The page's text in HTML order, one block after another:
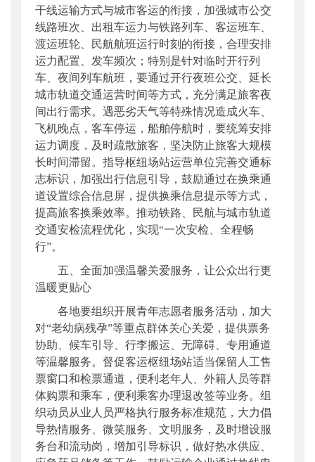
干线运输方式与城市客运的衔接，加强城市公交
线路班次、出租车运力与铁路列车、客运班车、
渡运班轮、民航航班运行时刻的衔接，合理安排
运力配置、发车频次；特别是针对临时开行列
车、夜间列车航班，要通过开行夜班公交、延长
城市轨道交通运营时间等方式，充分满足旅客夜
间出行需求。遇恶劣天气等特殊情况造成火车、
飞机晚点，客车停运，船舶停航时，要统筹安排
运力调度，及时疏散旅客，坚决防止旅客大规模
长时间滞留。指导枢纽场站运营单位完善交通标
志标识，加强出行信息引导，鼓励通过在换乘通
道设置综合信息屏，提供换乘信息提示等方式，
提高旅客换乘效率。推动铁路、民航与城市轨道
交通安检流程优化，实现“一次安检、全程畅
行”。
五、全面加强温馨关爱服务，让公众出行更
温暖更贴心
各地要组织开展青年志愿者服务活动，加大
对“老幼病残孕”等重点群体关心关爱，提供票务
协助、候车引导、行李搬运、无障碍、专用通道
等温馨服务。督促客运枢纽场站适当保留人工售
票窗口和检票通道，便利老年人、外籍人员等群
体购票和乘车，便利乘客办理退改签等业务。组
织动员从业人员严格执行服务标准规范，大力倡
导热情服务、微笑服务、文明服务，及时增设服
务台和流动岗，增加引导标识，做好热水供应、